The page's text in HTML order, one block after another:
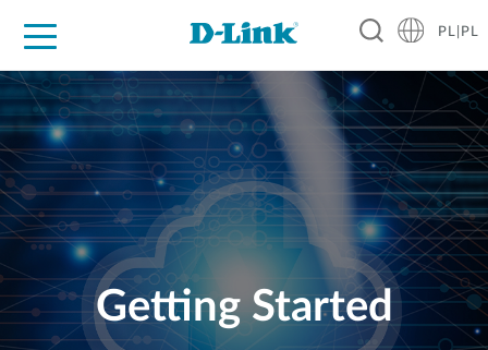
Dla Domu
Dla Firm
Dla Przemysłu
Gdzie Kupić
Wsparcie
Materiały
Partnerzy
PL|PL
Getting Started